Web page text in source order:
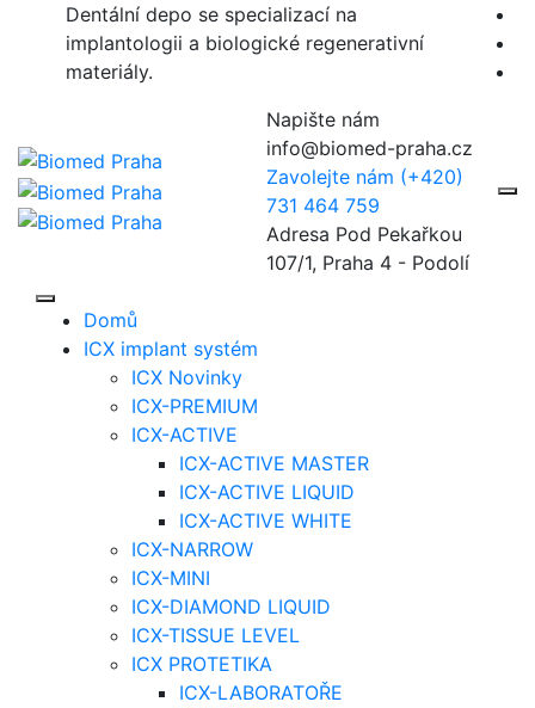
content
Dentální depo se specializací na
implantologii a biologické regenerativní
materiály.
Napište nám
info@biomed-praha.cz
Zavolejte nám (+420)
731 464 759
Adresa Pod Pekařkou
107/1, Praha 4 - Podolí
Domů
ICX implant systém
ICX Novinky
ICX-PREMIUM
ICX-ACTIVE
ICX-ACTIVE MASTER
ICX-ACTIVE LIQUID
ICX-ACTIVE WHITE
ICX-NARROW
ICX-MINI
ICX-DIAMOND LIQUID
ICX-TISSUE LEVEL
ICX PROTETIKA
ICX-LABORATOŘE